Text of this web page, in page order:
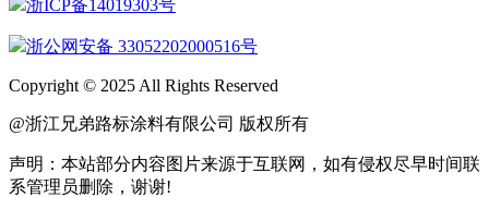
浙ICP备14019303号
浙公网安备 33052202000516号
Copyright © 2025 All Rights Reserved
@浙江兄弟路标涂料有限公司 版权所有
声明：本站部分内容图片来源于互联网，如有侵权尽早时间联
系管理员删除，谢谢!